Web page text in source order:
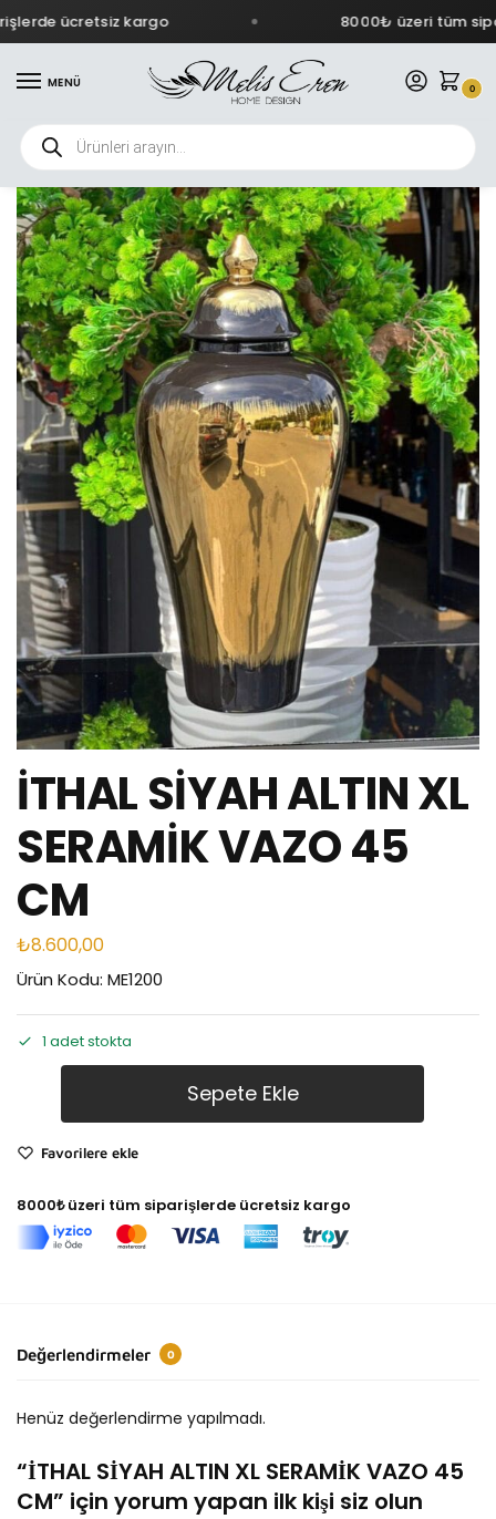
ücretsiz kargo 8000₺ üzeri tüm
MENÜ 0
İTHAL SİYAH ALTIN XL
SERAMİK VAZO 45
CM
₺8.600,00
Ürün Kodu: ME1200
1 adet stokta
Sepete Ekle
Favorilere ekle
8000₺ üzeri tüm siparişlerde ücretsiz kargo
Değerlendirmeler 0
Henüz değerlendirme yapılmadı.
“İTHAL SİYAH ALTIN XL SERAMİK VAZO 45
CM” için yorum yapan ilk kişi siz olun